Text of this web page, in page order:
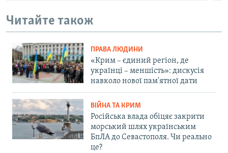
Читайте також
ПРАВА ЛЮДИНИ
«Крим – єдиний регіон, де
українці – меншість»: дискусія
навколо нової пам'ятної дати
ВІЙНА ТА КРИМ
Російська влада обіцяє закрити
морський шлях українським
БпЛА до Севастополя. Чи реально
це?